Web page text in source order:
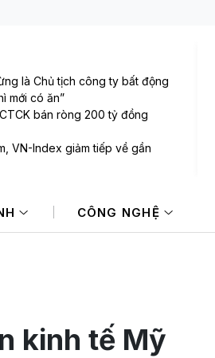
là Chủ tịch công ty bất động
mới có ăn”
bán ròng 200 tỷ đồng
VN-Index giảm tiếp về gần
thận trọng trước tình hình Trung
CÔNG NGHỆ
kinh tế Mỹ